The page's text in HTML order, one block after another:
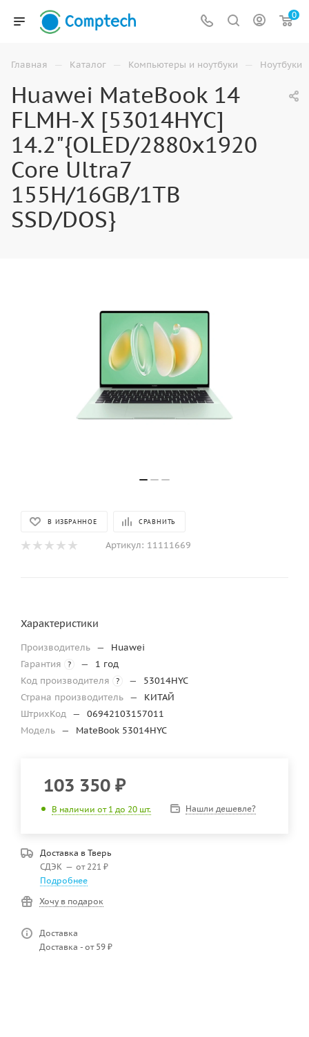
0
Главная — Каталог — Компьютеры и ноутбуки — Ноутбуки
Huawei MateBook 14
FLMH-X [53014HYC]
14.2"{OLED/2880x1920
Core Ultra7
155H/16GB/1TB
SSD/DOS}
В ИЗБРАННОЕ СРАВНИТЬ
Артикул: 11111669
Характеристики
Производитель —
Huawei
Гарантия
? —
1 год
Код производителя
? —
53014HYC
Страна производитель —
КИТАЙ
ШтрихКод —
06942103157011
Модель — MateBook 53014HYC
103 350 ₽
В наличии от 1 до 20 шт. Нашли дешевле?
Доставка в Тверь
СДЭК — от 221 ₽
Подробнее
Хочу в подарок
Доставка
Доставка - от 59 ₽